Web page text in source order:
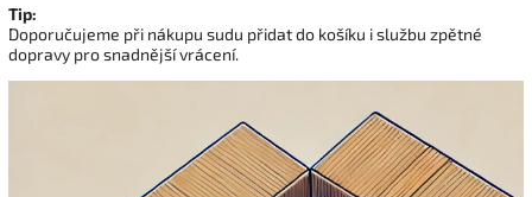
Tip:
Doporučujeme při nákupu sudu přidat do košíku i službu zpětné
dopravy pro snadnější vrácení.